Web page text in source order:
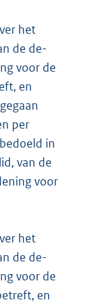
het
de de-
voor de
en
per
in
van de
voor
het
de de-
voor de
en